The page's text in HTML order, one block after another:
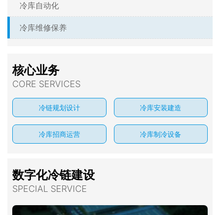
冷库自动化
冷库维修保养
核心业务
CORE SERVICES
冷链规划设计 冷库安装建造
冷库招商运营 冷库制冷设备
数字化冷链建设
SPECIAL SERVICE